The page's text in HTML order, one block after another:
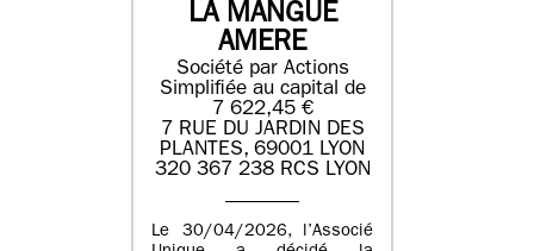
LA MANGUE
AMERE
Société par Actions
Simplifiée au capital de
7 622,45 €
7 RUE DU JARDIN DES
PLANTES, 69001 LYON
320 367 238 RCS LYON
Le 30/04/2026, l’Associé